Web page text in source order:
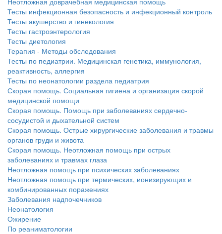
Тесты инфекционная безопасность и инфекционный контроль
Тесты акушерство и гинекология
Тесты гастроэнтерология
Тесты диетология
Терапия - Методы обследования
Тесты по педиатрии. Медицинская генетика, иммунология,
реактивность, аллергия
Тесты по неонатологии раздела педиатрия
Скорая помощь. Социальная гигиена и организация скорой
медицинской помощи
Скорая помощь. Помощь при заболеваниях сердечно-
сосудистой и дыхательной систем
Скорая помощь. Острые хирургические заболевания и травмы
органов груди и живота
Скорая помощь. Неотложная помощь при острых
заболеваниях и травмах глаза
Неотложная помощь при психических заболеваниях
Неотложная помощь при термических, ионизирующих и
комбинированных поражениях
Заболевания надпочечников
Неонатология
Ожирение
По реаниматологии